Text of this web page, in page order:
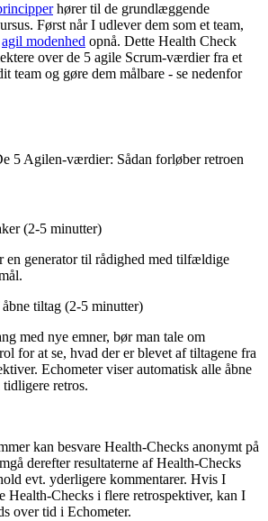
hører til de grundlæggende
Først når I udlever dem som et team,
agil modenhed opnå. Dette Health Check
over de 5 agile Scrum-værdier fra et
team og gøre dem målbare - se nedenfor
5 Agilen-værdier: Sådan forløber retroen
(2-5 minutter)
en generator til rådighed med tilfældige
tiltag (2-5 minutter)
med nye emner, bør man tale om
for at se, hvad der er blevet af tiltagene fra
Echometer viser automatisk alle åbne
retros.
kan besvare Health-Checks anonymt på
derefter resultaterne af Health-Checks
evt. yderligere kommentarer. Hvis I
Health-Checks i flere retrospektiver, kan I
over tid i Echometer.